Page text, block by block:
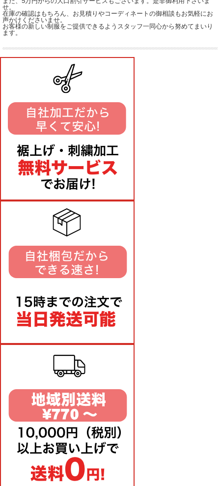
せ。
在庫の確認はもちろん、お見積りやコーディネートの御相談もお気軽にお
声かけくださいませ。
お客様の新しい制服をご提供できるようスタッフ一同心から努めてまいり
ます。